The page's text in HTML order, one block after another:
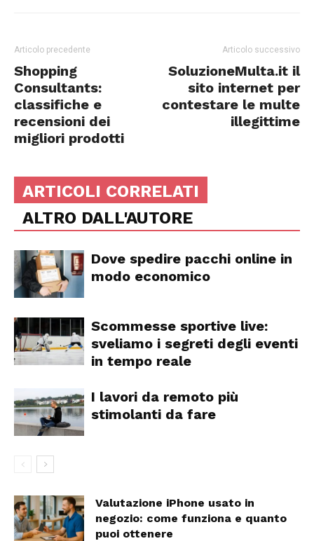
Articolo precedente
Shopping
Consultants:
classifiche e
recensioni dei
migliori prodotti
Articolo successivo
SoluzioneMulta.it il
sito internet per
contestare le multe
illegittime
ARTICOLI CORRELATI
ALTRO DALL'AUTORE
Dove spedire pacchi online in
modo economico
Scommesse sportive live:
sveliamo i segreti degli eventi
in tempo reale
I lavori da remoto più
stimolanti da fare
Valutazione iPhone usato in
negozio: come funziona e quanto
puoi ottenere